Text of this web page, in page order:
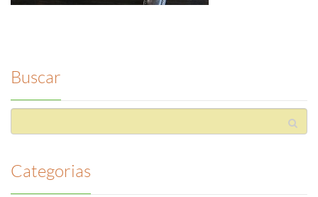
Buscar
Categorias